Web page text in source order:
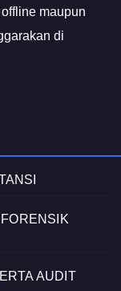
maupun
di
AUDIT